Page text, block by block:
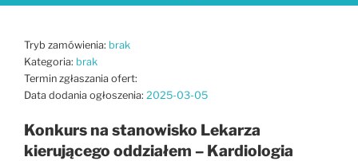
Tryb zamówienia: brak
Kategoria: brak
Termin zgłaszania ofert:
Data dodania ogłoszenia: 2025-03-05
Konkurs na stanowisko Lekarza
kierującego oddziałem – Kardiologia